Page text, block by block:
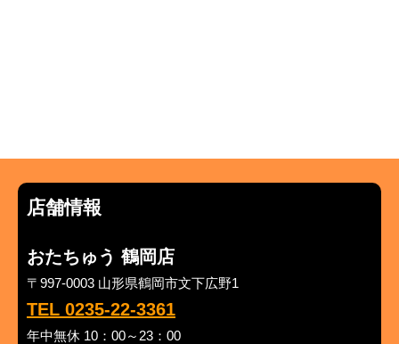
店舗情報
おたちゅう 鶴岡店
〒997-0003 山形県鶴岡市文下広野1
TEL 0235-22-3361
年中無休 10：00～23：00